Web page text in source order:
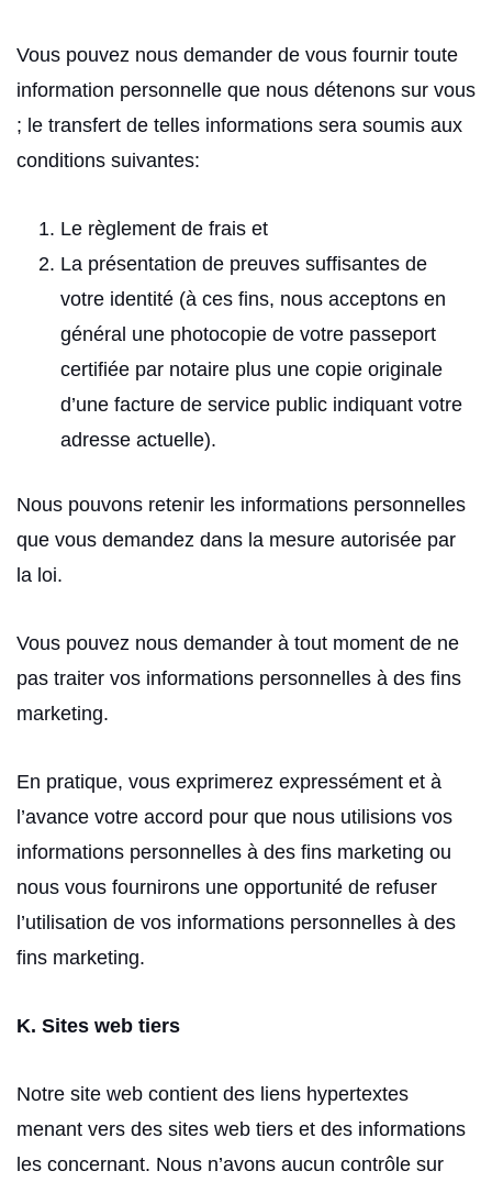
Vous pouvez nous demander de vous fournir toute
information personnelle que nous détenons sur vous
; le transfert de telles informations sera soumis aux
conditions suivantes:
Le règlement de frais et
La présentation de preuves suffisantes de
votre identité (à ces fins, nous acceptons en
général une photocopie de votre passeport
certifiée par notaire plus une copie originale
d’une facture de service public indiquant votre
adresse actuelle).
Nous pouvons retenir les informations personnelles
que vous demandez dans la mesure autorisée par
la loi.
Vous pouvez nous demander à tout moment de ne
pas traiter vos informations personnelles à des fins
marketing.
En pratique, vous exprimerez expressément et à
l’avance votre accord pour que nous utilisions vos
informations personnelles à des fins marketing ou
nous vous fournirons une opportunité de refuser
l’utilisation de vos informations personnelles à des
fins marketing.
K. Sites web tiers
Notre site web contient des liens hypertextes
menant vers des sites web tiers et des informations
les concernant. Nous n’avons aucun contrôle sur